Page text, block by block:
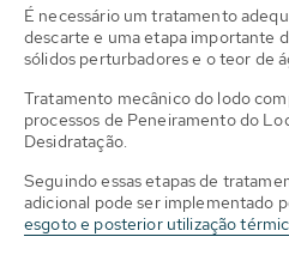
É necessário um tratamento
descarte e uma etapa importante
sólidos perturbadores e o teor de
Tratamento mecânico do lodo
processos de Peneiramento do
Desidratação.
Seguindo essas etapas de
adicional pode ser implementado
esgoto e posterior utilização